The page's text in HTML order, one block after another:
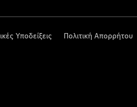
Υποδείξεις Πολιτική Απορρήτου